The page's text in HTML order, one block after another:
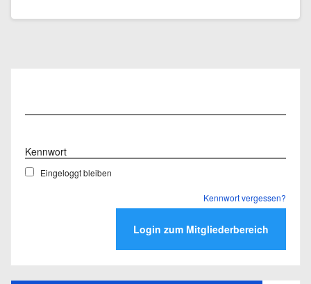
Kennwort
Eingeloggt bleiben
Kennwort vergessen?